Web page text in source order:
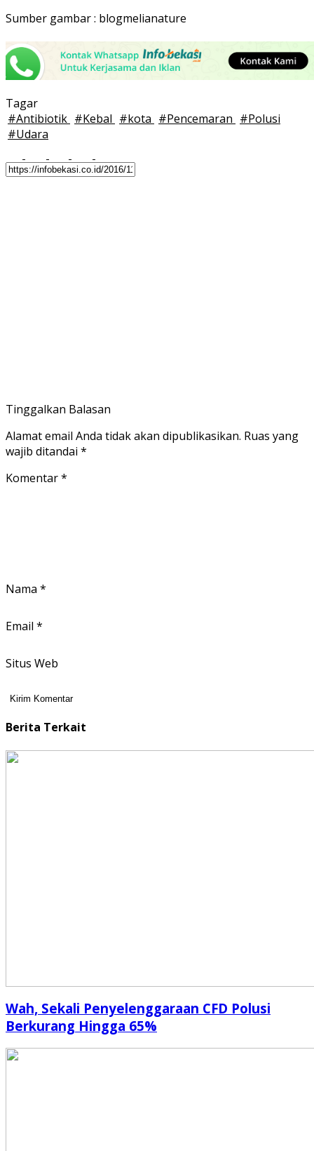
Sumber gambar : blogmelianature
Tagar
#Antibiotik #Kebal #kota #Pencemaran #Polusi
#Udara
Tinggalkan Balasan
Alamat email Anda tidak akan dipublikasikan. Ruas yang
wajib ditandai *
Komentar*
Nama *
Email *
Situs Web
Berita Terkait
Wah, Sekali Penyelenggaraan CFD Polusi
Berkurang Hingga 65%